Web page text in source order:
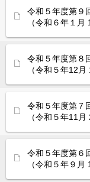
令和５年度第９
（令和６年１月
令和５年度第８
（令和５年12月
令和５年度第７
（令和５年11月
令和５年度第６
（令和５年９月